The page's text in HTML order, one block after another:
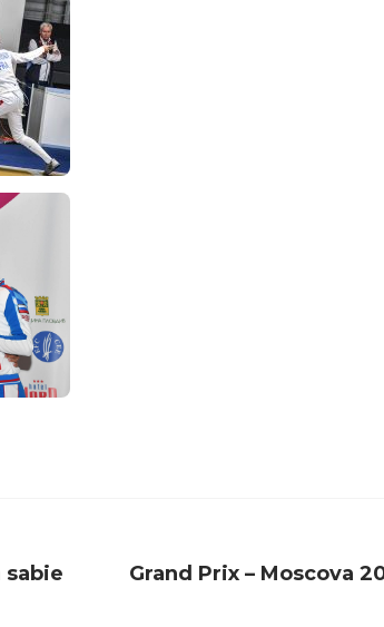
sabie
Grand Prix – Moscova